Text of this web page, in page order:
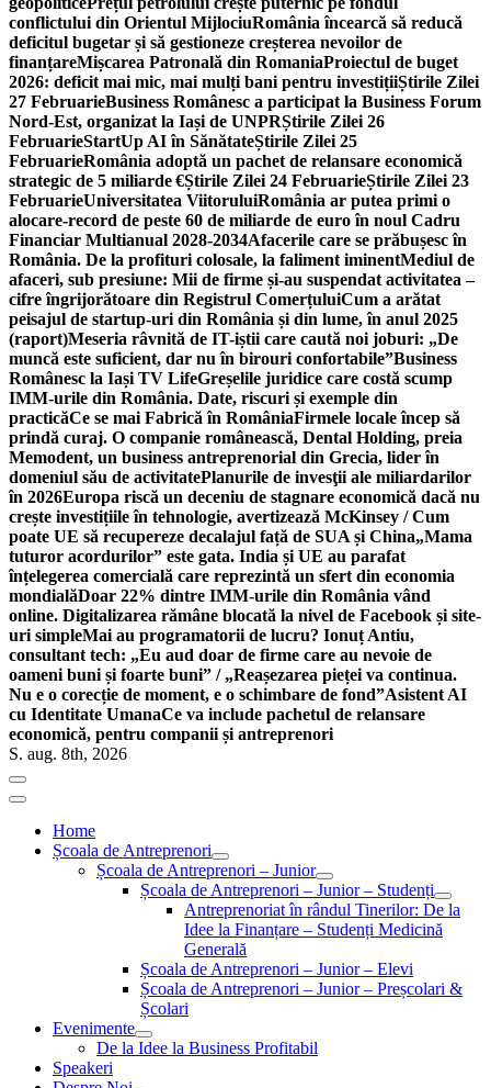
conflictului din Orientul MijlociuRomânia încearcă să reducă
deficitul bugetar și să gestioneze creșterea nevoilor de
finanțareMișcarea Patronală din RomaniaProiectul de buget
2026: deficit mai mic, mai mulți bani pentru investițiiȘtirile Zilei
27 FebruarieBusiness Românesc a participat la Business Forum
Nord-Est, organizat la Iași de UNPRȘtirile Zilei 26
FebruarieStartUp AI în SănătateȘtirile Zilei 25
FebruarieRomânia adoptă un pachet de relansare economică
strategic de 5 miliarde €Știrile Zilei 24 FebruarieȘtirile Zilei 23
FebruarieUniversitatea ViitoruluiRomânia ar putea primi o
alocare-record de peste 60 de miliarde de euro în noul Cadru
Financiar Multianual 2028-2034Afacerile care se prăbușesc în
România. De la profituri colosale, la faliment iminentMediul de
afaceri, sub presiune: Mii de firme și-au suspendat activitatea –
cifre îngrijorătoare din Registrul ComerțuluiCum a arătat
peisajul de startup-uri din România și din lume, în anul 2025
(raport)Meseria râvnită de IT-iștii care caută noi joburi: „De
muncă este suficient, dar nu în birouri confortabile”Business
Românesc la Iași TV LifeGreșelile juridice care costă scump
IMM-urile din România. Date, riscuri și exemple din
practicăCe se mai Fabrică în RomâniaFirmele locale încep să
prindă curaj. O companie românească, Dental Holding, preia
Memodent, un business antreprenorial din Grecia, lider în
domeniul său de activitatePlanurile de invesţii ale miliardarilor
în 2026Europa riscă un deceniu de stagnare economică dacă nu
crește investițiile în tehnologie, avertizează McKinsey / Cum
poate UE să recupereze decalajul față de SUA și China„Mama
tuturor acordurilor” este gata. India și UE au parafat
înțelegerea comercială care reprezintă un sfert din economia
mondialăDoar 22% dintre IMM-urile din România vând
online. Digitalizarea rămâne blocată la nivel de Facebook și site-
uri simpleMai au programatorii de lucru? Ionuț Antiu,
consultant tech: „Eu aud doar de firme care au nevoie de
oameni buni și foarte buni” / „Reașezarea pieței va continua.
Nu e o corecție de moment, e o schimbare de fond”Asistent AI
cu Identitate UmanaCe va include pachetul de relansare
economică, pentru companii și antreprenori
S. aug. 8th, 2026
Home
Școala de Antreprenori
Școala de Antreprenori – Junior
Școala de Antreprenori – Junior – Studenți
Antreprenoriat în rândul Tinerilor: De la
Idee la Finanțare – Studenți Medicină
Generală
Școala de Antreprenori – Junior – Elevi
Școala de Antreprenori – Junior – Preșcolari &
Școlari
Evenimente
De la Idee la Business Profitabil
Speakeri